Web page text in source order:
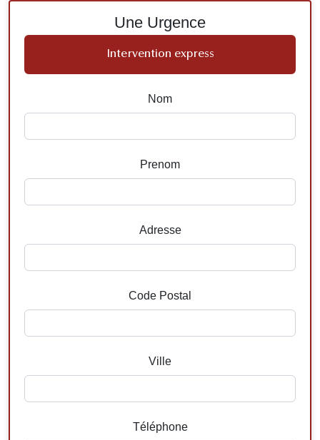
Une Urgence
Intervention express
Nom
Prenom
Adresse
Code Postal
Ville
Téléphone